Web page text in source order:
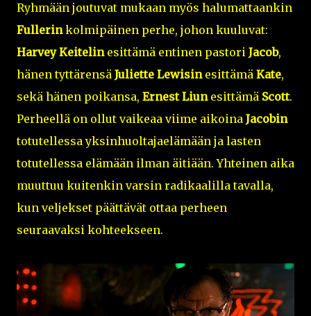
Ryhmään joutuvat mukaan myös halumattaankin
Fullerinkolmipäinen perhe, johon kuuluvat:
Harvey Keitelin esittämä entinen pastori Jacob,
hänen tyttärensä Juliette Lewisin esittämä Kate,
sekä hänen poikansa, Ernest Liun esittämä Scott.
Perheellä on ollut vaikeaa viime aikoina Jacobin
totutellessa yksinhuoltajaelämään ja lasten
totutellessa elämään ilman äitiään. Yhteinen aika
muuttuu kuitenkin varsin radikaalilla tavalla,
kun veljekset päättävät ottaa perheen
seuraavaksi kohteekseen.